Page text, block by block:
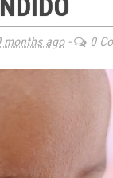
months ago- 0